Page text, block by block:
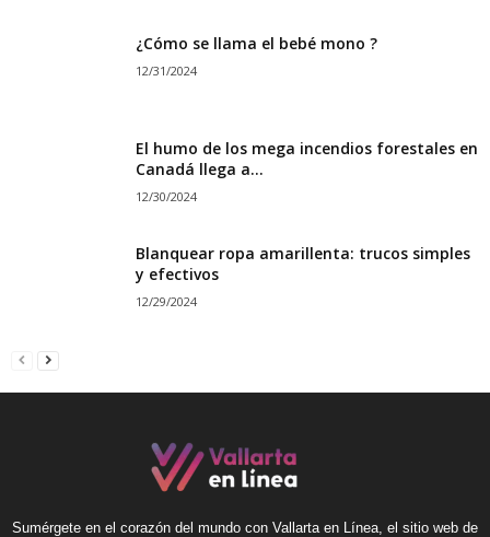
¿Cómo se llama el bebé mono ?
12/31/2024
El humo de los mega incendios forestales en
Canadá llega a...
12/30/2024
Blanquear ropa amarillenta: trucos simples
y efectivos
12/29/2024
Sumérgete en el corazón del mundo con Vallarta en Línea, el sitio web de